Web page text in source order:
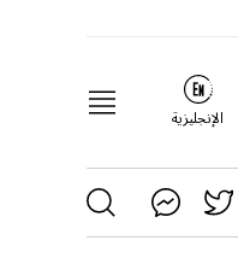
الإنجليزية